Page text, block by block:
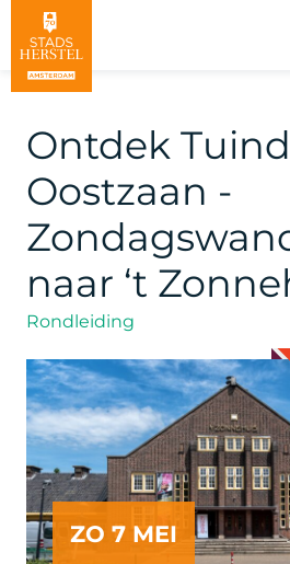
Ontdek
Oostzaan -
naar ‘t
Rondleiding
ZO 7 MEI